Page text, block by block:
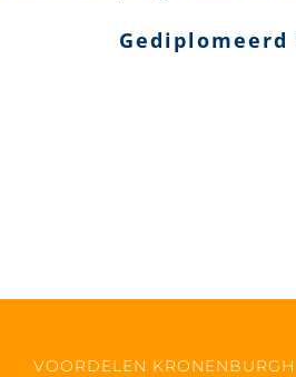
Gediplomeerd
VOORDELEN KRONENBURGH